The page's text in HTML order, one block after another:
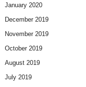
January 2020
December 2019
November 2019
October 2019
August 2019
July 2019